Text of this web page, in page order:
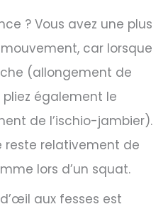
? Vous avez une plus
car lorsque
(allongement de
pliez également le
de l’ischio-jambier).
reste relativement de
lors d’un squat.
aux fesses est